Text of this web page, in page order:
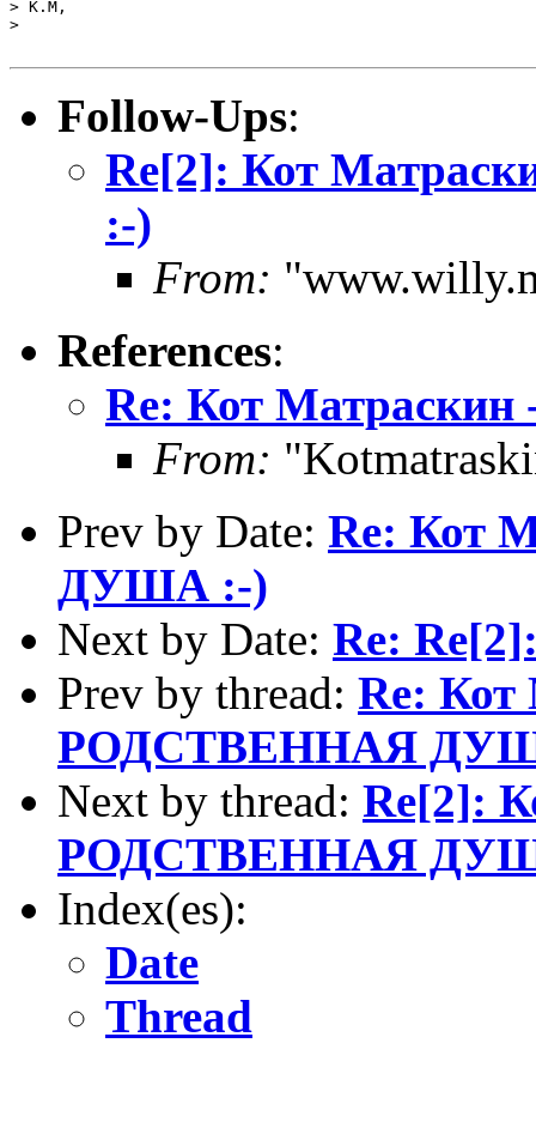
> К.М,
>
Follow-Ups:
Re[2]: Кот
:-)
From:
References:
Re: Кот
From:
Prev by Date: Re: Кот
ДУША :-)
Next by Date: Re:
Prev by thread: Re: Кот
РОДСТВЕННАЯ
Next by thread: Re[2]:
РОДСТВЕННАЯ
Index(es):
Date
Thread